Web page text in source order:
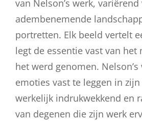
van Nelson’s werk, variërend
adembenemende
portretten. Elk beeld vertelt
legt de essentie vast van
het werd genomen.
emoties vast te leggen in zijn
werkelijk indrukwekkend en
van degenen die zijn werk